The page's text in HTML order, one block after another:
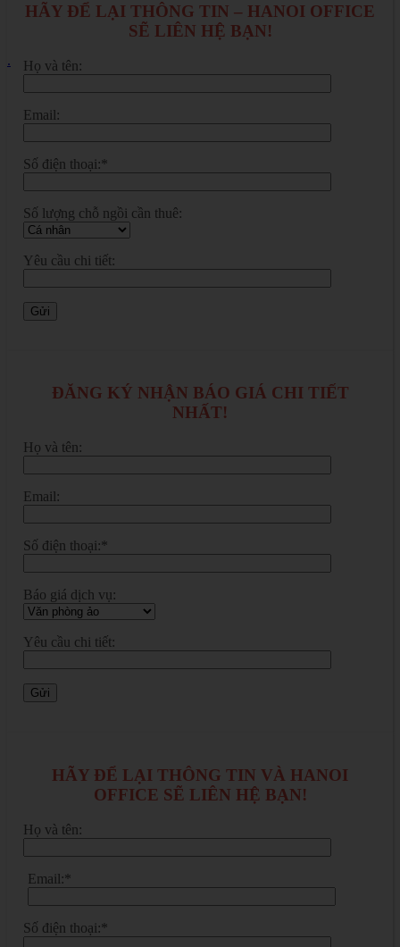
.
HÃY ĐỂ LẠI THÔNG TIN – HANOI OFFICE
SẼ LIÊN HỆ BẠN!
Họ và tên:
Email:
Số điện thoại:*
Số lượng chỗ ngồi cần thuê:
Yêu cầu chi tiết:
ĐĂNG KÝ NHẬN BÁO GIÁ CHI TIẾT
NHẤT!
Họ và tên:
Email:
Số điện thoại:*
Báo giá dịch vụ:
Yêu cầu chi tiết:
HÃY ĐỂ LẠI THÔNG TIN VÀ HANOI
OFFICE SẼ LIÊN HỆ BẠN!
Họ và tên:
Email:*
Số điện thoại:*